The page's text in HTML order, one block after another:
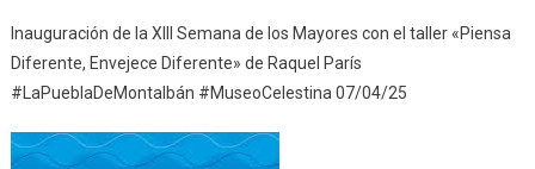
Inauguración de la XIII Semana de los Mayores con el taller «Piensa
Diferente, Envejece Diferente» de Raquel París
#LaPueblaDeMontalbán #MuseoCelestina 07/04/25